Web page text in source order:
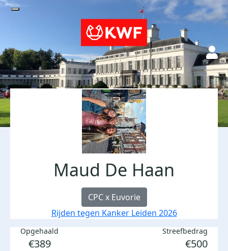
Maud De Haan
CPC x Euvorie
Rijden tegen Kanker Leiden 2026
Opgehaald
€389
Streefbedrag
€500